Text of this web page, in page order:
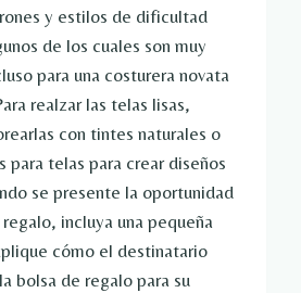
y estilos de dificultad
de los cuales son muy
para una costurera novata
realzar las telas lisas,
con tintes naturales o
para telas para crear diseños
se presente la oportunidad
incluya una pequeña
cómo el destinatario
bolsa de regalo para su